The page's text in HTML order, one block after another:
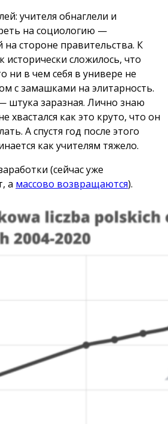
учителя обнаглели и
на социологию —
стороне правительства. К
исторически сложилось, что
ни в чем себя в универе не
с замашками на элитарность.
штука заразная. Лично знаю
хвастался как это круто, что он
А спустя год после этого
как учителям тяжело.
(сейчас уже
а массово возвращаются).